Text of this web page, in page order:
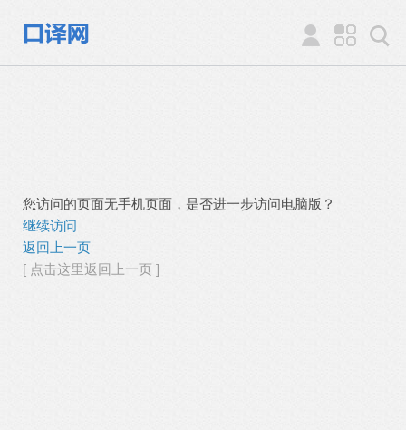
您访问的页面无手机页面，是否进一步访问电脑版？
继续访问
返回上一页
[ 点击这里返回上一页 ]